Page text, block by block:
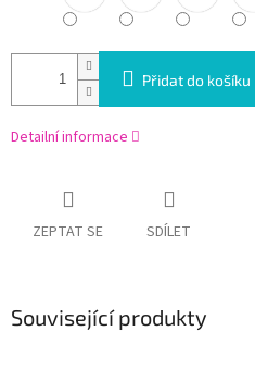
Přidat do košíku
Detailní informace
ZEPTAT SE SDÍLET
Související produkty